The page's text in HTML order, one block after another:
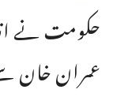
حکومت نے
عمران خان